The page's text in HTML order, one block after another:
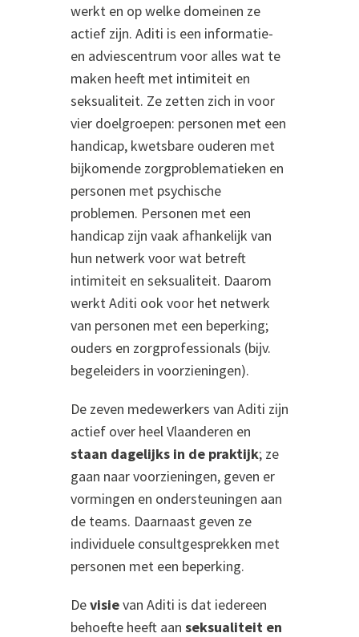
werkt en op welke domeinen ze
actief zijn. Aditi is een informatie-
en adviescentrum voor alles wat te
maken heeft met intimiteit en
seksualiteit. Ze zetten zich in voor
vier doelgroepen: personen met een
handicap, kwetsbare ouderen met
bijkomende zorgproblematieken en
personen met psychische
problemen. Personen met een
handicap zijn vaak afhankelijk van
hun netwerk voor wat betreft
intimiteit en seksualiteit. Daarom
werkt Aditi ook voor het netwerk
van personen met een beperking;
ouders en zorgprofessionals (bijv.
begeleiders in voorzieningen).
De zeven medewerkers van Aditi zijn
actief over heel Vlaanderen en
staan dagelijks in de praktijk; ze
gaan naar voorzieningen, geven er
vormingen en ondersteuningen aan
de teams. Daarnaast geven ze
individuele consultgesprekken met
personen met een beperking.
Devisievan Aditi is dat iedereen
behoefte heeft aan seksualiteit en